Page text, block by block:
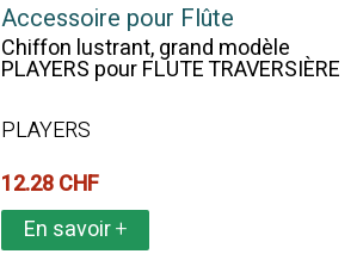
Accessoire pour Flûte
Chiffon lustrant, grand modèle
PLAYERS pour FLUTE TRAVERSIÈRE
PLAYERS
12.28 CHF
En savoir+